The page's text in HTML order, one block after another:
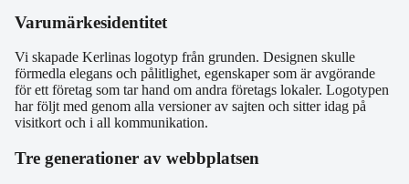
Varumärkesidentitet
Vi skapade Kerlinas logotyp från grunden. Designen skulle
förmedla elegans och pålitlighet, egenskaper som är avgörande
för ett företag som tar hand om andra företags lokaler. Logotypen
har följt med genom alla versioner av sajten och sitter idag på
visitkort och i all kommunikation.
Tre generationer av webbplatsen